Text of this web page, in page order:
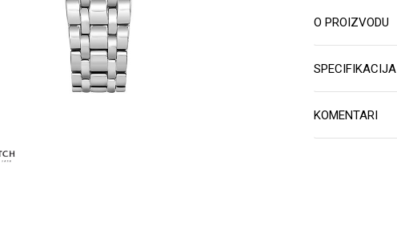
O PROIZVODU
SPECIFIKACIJA
KOMENTARI